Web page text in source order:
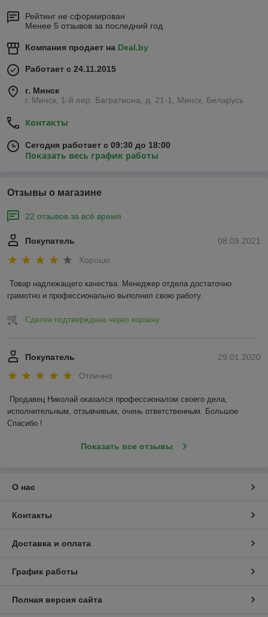
Рейтинг не сформирован
Менее 5 отзывов за последний год
Компания продает на Deal.by
Работает с 24.11.2015
г. Минск
г. Минск, 1-й пер. Багратиона, д. 21-1, Минск, Беларусь
Контакты
Сегодня работает с 09:30 до 18:00
Показать весь график работы
Отзывы о магазине
22 отзывов за всё время
08.09.2021
Покупатель
Хорошо
Товар надлежащего качества. Менеджер отдела достаточно
грамотно и профессионально выполнил свою работу.
Сделка подтверждена через корзину
29.01.2020
Покупатель
Отлично
Продавец Николай оказался профессионалом своего дела,
исполнительным, отзывчивым, очень ответственным. Большое
Спасибо !
Показать все отзывы
О нас
Контакты
Доставка и оплата
График работы
Полная версия сайта